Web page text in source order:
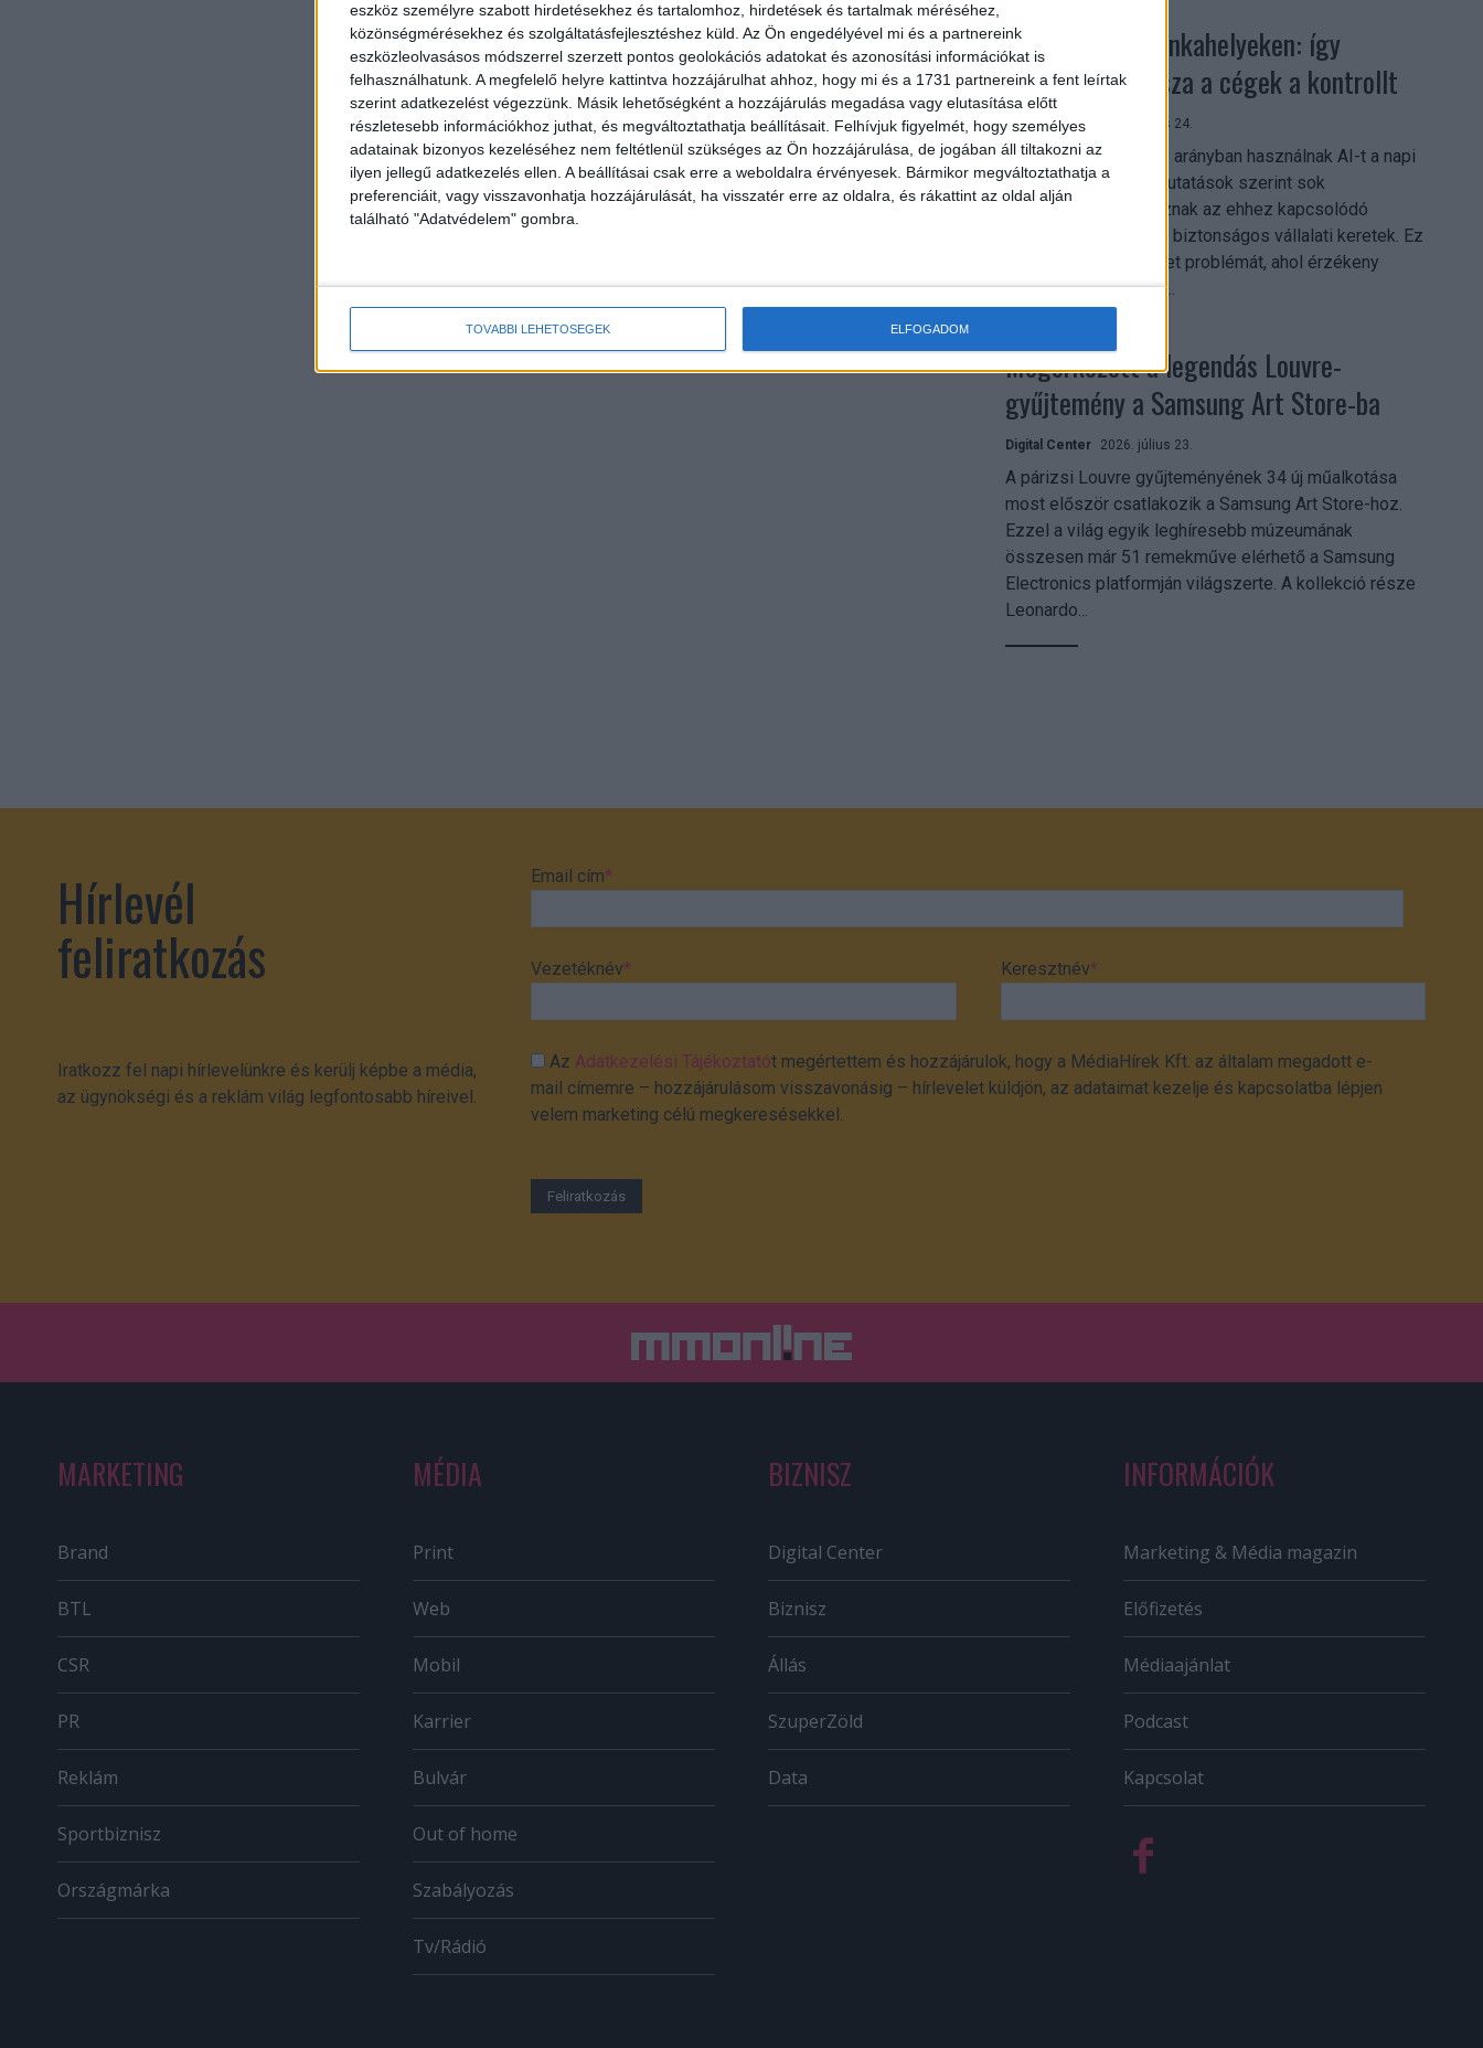
eszköz személyre szabott hirdetésekhez és tartalomhoz, hirdetések és tartalmak méréséhez,
közönségmérésekhez és szolgáltatásfejlesztéshez küld. Az Ön engedélyével mi és a partnereink
eszközleolvasásos módszerrel szerzett pontos geolokációs adatokat és azonosítási információkat is
felhasználhatunk. A megfelelő helyre kattintva hozzájárulhat ahhoz, hogy mi és a 1731 partnereink a fent leírtak
szerint adatkezelést végezzünk. Másik lehetőségként a hozzájárulás megadása vagy elutasítása előtt
részletesebb információkhoz juthat, és megváltoztathatja beállításait. Felhívjuk figyelmét, hogy személyes
adatainak bizonyos kezeléséhez nem feltétlenül szükséges az Ön hozzájárulása, de jogában áll tiltakozni az
ilyen jellegű adatkezelés ellen. A beállításai csak erre a weboldalra érvényesek. Bármikor megváltoztathatja a
preferenciáit, vagy visszavonhatja hozzájárulását, ha visszatér erre az oldalra, és rákattint az oldal alján
található "Adatvédelem" gombra.
TOVÁBBI LEHETŐSÉGEK ELFOGADOM
Shadow AI a munkahelyeken: így
szerezhetik vissza a cégek a kontrollt
Digital Center 2026. július 24.
A munkavállalók nagy arányban használnak AI-t a napi
munkában, ám friss kutatások szerint sok
szervezetnél hiányoznak az ehhez kapcsolódó
világos irányelvek és biztonságos vállalati keretek. Ez
különösen ott jelenthet problémát, ahol érzékeny
üzleti információkkal...
Megérkezett a legendás Louvre-
gyűjtemény a Samsung Art Store-ba
Digital Center 2026. július 23.
A párizsi Louvre gyűjteményének 34 új műalkotása
most először csatlakozik a Samsung Art Store-hoz.
Ezzel a világ egyik leghíresebb múzeumának
összesen már 51 remekműve elérhető a Samsung
Electronics platformján világszerte. A kollekció része
Leonardo...
Hírlevél
feliratkozás
Iratkozz fel napi hírlevelünkre és kerülj képbe a média,
az ügynökségi és a reklám világ legfontosabb híreivel.
Email cím*
Vezetéknév* Keresztnév*
AzAdatkezelési Tájékoztatót megértettem és hozzájárulok, hogy a MédiaHírek Kft. az általam megadott e-
mail címemre – hozzájárulásom visszavonásig – hírlevelet küldjön, az adataimat kezelje és kapcsolatba lépjen
velem marketing célú megkeresésekkel.
MARKETING
Brand
BTL
CSR
PR
Reklám
Sportbiznisz
Országmárka
MÉDIA
Print
Web
Mobil
Karrier
Bulvár
Out of home
Szabályozás
Tv/Rádió
BIZNISZ
Digital Center
Biznisz
Állás
SzuperZöld
Data
INFORMÁCIÓK
Marketing & Média magazin
Előfizetés
Médiaajánlat
Podcast
Kapcsolat